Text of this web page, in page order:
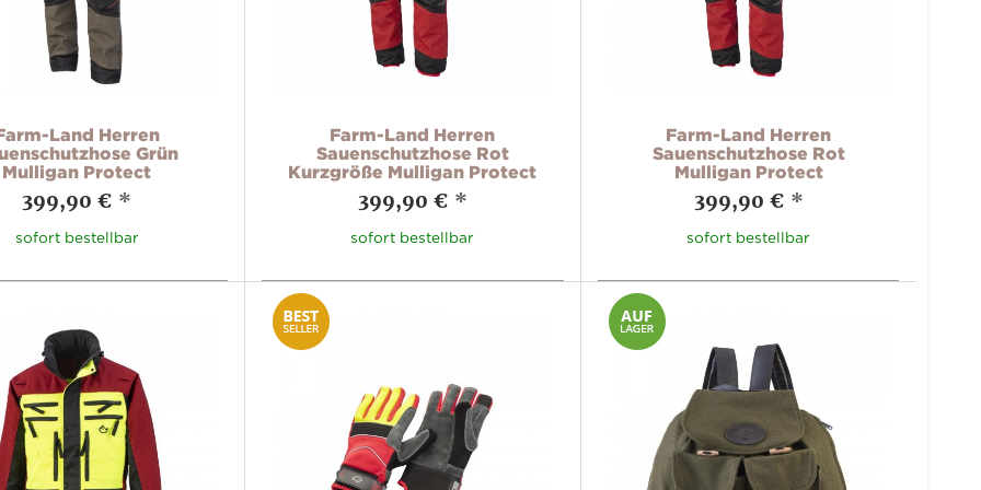
Land Herren
Grün
Mulligan Protect
399,90 € *
sofort bestellbar
Farm-Land Herren
Sauenschutzhose Rot
Kurzgröße Mulligan Protect
399,90 € *
sofort bestellbar
Farm-Land Herren
Sauenschutzhose Rot
Mulligan Protect
399,90 € *
sofort bestellbar